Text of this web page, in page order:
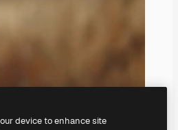
device to enhance site